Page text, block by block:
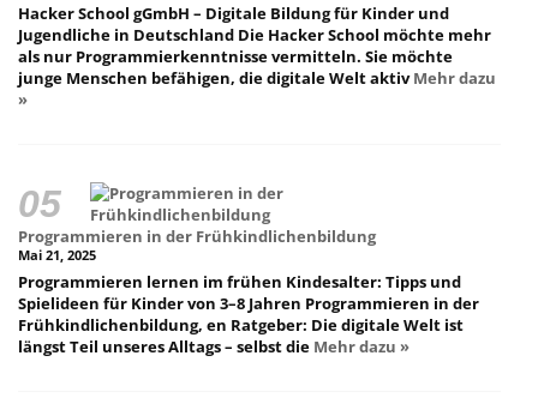
Hacker School gGmbH – Digitale Bildung für Kinder und
Jugendliche in Deutschland Die Hacker School möchte mehr
als nur Programmierkenntnisse vermitteln. Sie möchte
junge Menschen befähigen, die digitale Welt aktivMehr dazu
»
Programmieren in der Frühkindlichenbildung
Mai 21, 2025
Programmieren lernen im frühen Kindesalter: Tipps und
Spielideen für Kinder von 3–8 Jahren Programmieren in der
Frühkindlichenbildung, en Ratgeber: Die digitale Welt ist
längst Teil unseres Alltags – selbst die Mehr dazu »